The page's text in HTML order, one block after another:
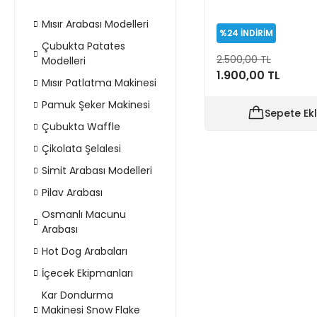
Mısır Arabası Modelleri
Çubukta Patates
Modelleri
Mısır Patlatma Makinesi
Pamuk Şeker Makinesi
Çubukta Waffle
Çikolata Şelalesi
Simit Arabası Modelleri
Pilav Arabası
Osmanlı Macunu
Arabası
Hot Dog Arabaları
İçecek Ekipmanları
Kar Dondurma
Makinesi Snow Flake
%24 İNDİRİM
2.500,00 TL
1.900,00 TL
Sepete